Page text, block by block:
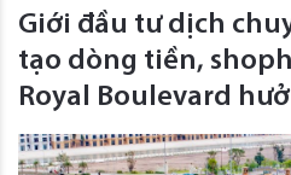
Giới đầu tư dịch
tạo dòng tiền,
Royal Boulevard